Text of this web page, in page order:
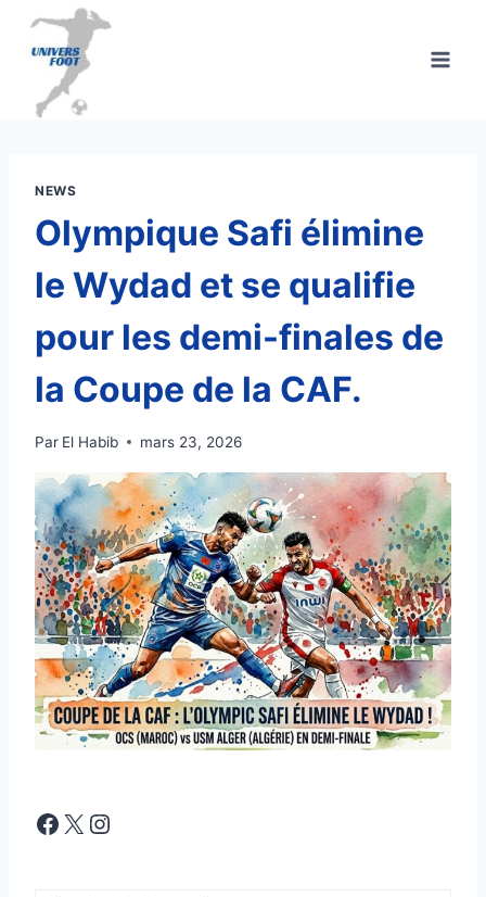
Aller
contenu
NEWS
Olympique Safi élimine
le Wydad et se qualifie
pour les demi-finales de
la Coupe de la CAF.
Par El Habib mars 23, 2026
Facebook X Instagram